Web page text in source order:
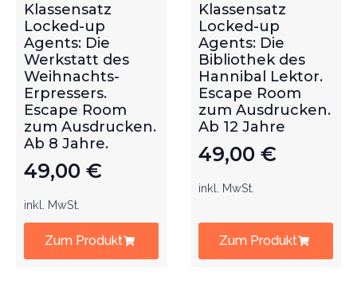
Klassensatz
Locked-up
Agents: Die
Werkstatt des
Weihnachts-
Erpressers.
Escape Room
zum Ausdrucken.
Ab 8 Jahre.
49,00 €
inkl. MwSt.
Zum Produkt
Klassensatz
Locked-up
Agents: Die
Bibliothek des
Hannibal Lektor.
Escape Room
zum Ausdrucken.
Ab 12 Jahre
49,00 €
inkl. MwSt.
Zum Produkt